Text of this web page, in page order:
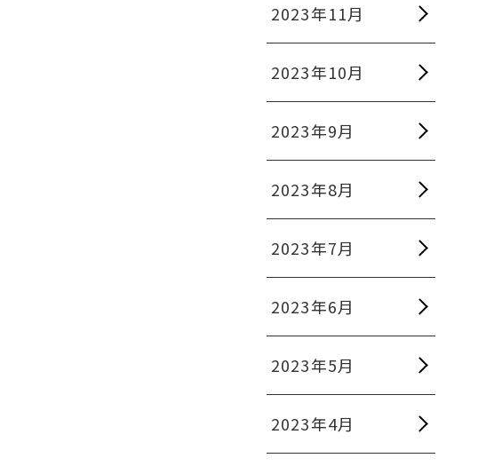
2023年11月
2023年10月
2023年9月
2023年8月
2023年7月
2023年6月
2023年5月
2023年4月